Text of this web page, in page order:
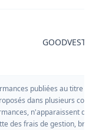
GOODVEST
publiées au titre
dans plusieurs
n'apparaissent
des frais de gestion,